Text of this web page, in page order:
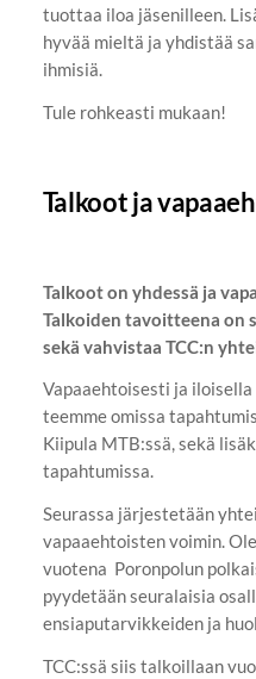
tuottaa iloa jäsenilleen.
hyvää mieltä ja yhdistää
ihmisiä.
Tule rohkeasti mukaan!
Talkoot ja
Talkoot on yhdessä ja
Talkoiden tavoitteena on
sekä vahvistaa TCC:n
Vapaaehtoisesti ja
teemme omissa
Kiipula MTB:ssä, sekä
tapahtumissa.
Seurassa järjestetään
vapaaehtoisten voimin.
vuotena Poronpolun
pyydetään seuralaisia
ensiaputarvikkeiden ja
TCC:ssä siis talkoillaan